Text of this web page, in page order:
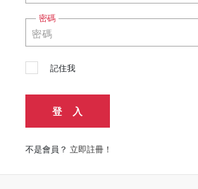
密碼
記住我
登 入
不是會員？ 立即註冊！